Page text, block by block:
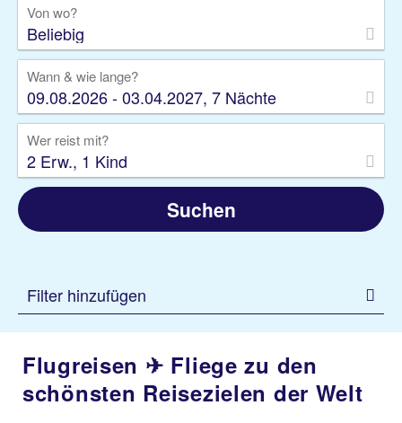
Von wo?
Beliebig
Wann & wie lange?
09.08.2026 - 03.04.2027, 7 Nächte
Wer reist mit?
2 Erw., 1 Kind
Suchen
Filter hinzufügen
Flugreisen ✈ Fliege zu den
schönsten Reisezielen der Welt